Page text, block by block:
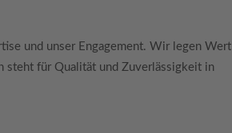
und unser Engagement. Wir legen Wert
steht für Qualität und Zuverlässigkeit in